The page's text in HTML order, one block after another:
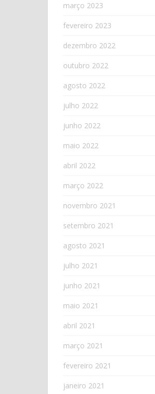
março 2023
fevereiro 2023
dezembro 2022
outubro 2022
agosto 2022
julho 2022
junho 2022
maio 2022
abril 2022
março 2022
novembro 2021
setembro 2021
agosto 2021
julho 2021
junho 2021
maio 2021
abril 2021
março 2021
fevereiro 2021
janeiro 2021